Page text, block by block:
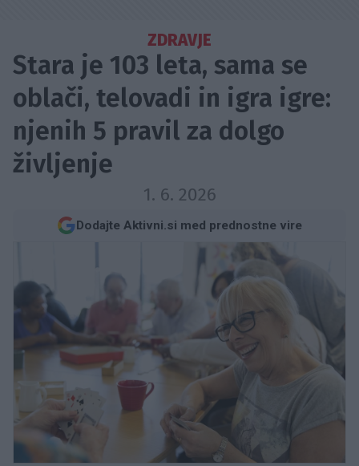
ZDRAVJE
Stara je 103 leta, sama se
oblači, telovadi in igra igre:
njenih 5 pravil za dolgo
življenje
1. 6. 2026
Dodajte Aktivni.si med prednostne vire